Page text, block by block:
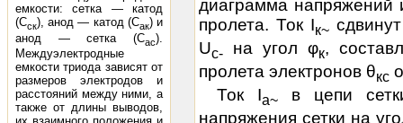
емкости: сетка — катод
(Сск), анод — катод (Сак) и
анод — сетка (Сас).
Междуэлектродные
емкости триода зависят от
размеров электродов и
расстояний между ними, а
также от длины вы­водов,
диаграмма напряжений
пролета. Ток Iк~
Uс- на угол φк,
пролета электронов θкс
Ток Iа~в цепи
напряжения сетки на